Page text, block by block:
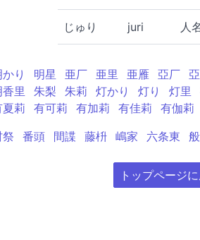
じゅり juri 人
り 明星 亜厂 亜里 亜雁 亞厂
香里
朱梨 朱莉 灯かり 灯り 灯里
夏莉
有可莉 有加莉 有佳莉
有伽莉
祭 番頭 間諜 藤枡 嶋家 六条東
トップページ